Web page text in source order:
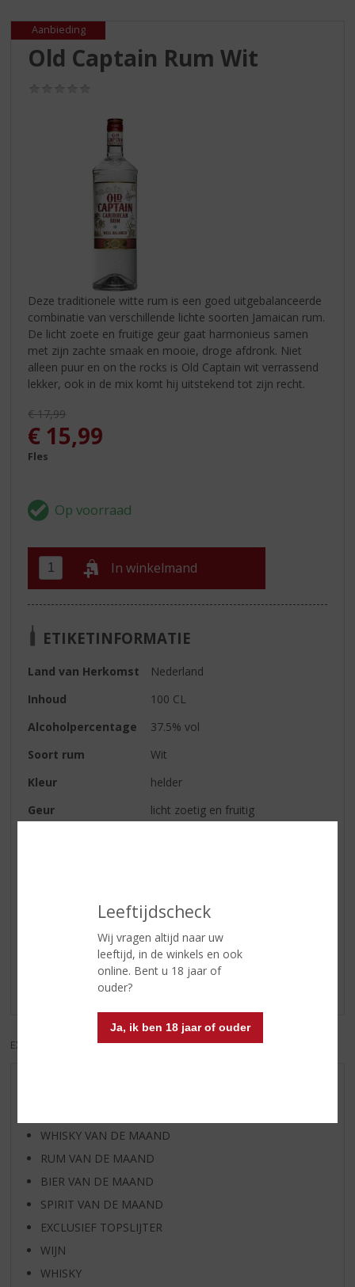
p
Leeftijdscheck
Wij vragen altijd naar uw
leeftijd, in de winkels en ook
online. Bent u 18 jaar of
ouder?
Ja, ik ben 18 jaar of ouder
Aanbieding
Old Captain Rum Wit
Deze traditionele witte rum is een goed uitgebalanceerde
combinatie van verschillende lichte soorten Jamaican rum.
De licht zoete en fruitige geur gaat harmonieus samen
met zijn zachte smaak en mooie, droge afdronk. Niet
alleen puur en on the rocks is Old Captain wit verrassend
lekker, ook in de mix komt hij uitstekend tot zijn recht.
Originele prijs was:
€17,99
, Huidige prijs is:
€ 15,99
Fles
In winkelmand
ETIKETINFORMATIE
Land van Herkomst
Nederland
Inhoud
100 CL
Alcoholpercentage
37.5% vol
Soort rum
Wit
Kleur
helder
Geur
licht zoetig en fruitig
Reviews
Schrijf een review
Er zijn nog geen reviews geplaatst voor dit product
EXCL. BTW INCL. BTW
WHISKY VAN DE MAAND
RUM VAN DE MAAND
BIER VAN DE MAAND
SPIRIT VAN DE MAAND
EXCLUSIEF TOPSLIJTER
WIJN
WHISKY